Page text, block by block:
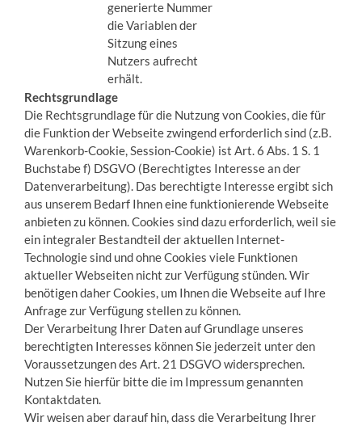
generierte Nummer
die Variablen der
Sitzung eines
Nutzers aufrecht
erhält.
Rechtsgrundlage
Die Rechtsgrundlage für die Nutzung von Cookies, die für
die Funktion der Webseite zwingend erforderlich sind (z.B.
Warenkorb-Cookie, Session-Cookie) ist Art. 6 Abs. 1 S. 1
Buchstabe f) DSGVO (Berechtigtes Interesse an der
Datenverarbeitung). Das berechtigte Interesse ergibt sich
aus unserem Bedarf Ihnen eine funktionierende Webseite
anbieten zu können. Cookies sind dazu erforderlich, weil sie
ein integraler Bestandteil der aktuellen Internet-
Technologie sind und ohne Cookies viele Funktionen
aktueller Webseiten nicht zur Verfügung stünden. Wir
benötigen daher Cookies, um Ihnen die Webseite auf Ihre
Anfrage zur Verfügung stellen zu können.
Der Verarbeitung Ihrer Daten auf Grundlage unseres
berechtigten Interesses können Sie jederzeit unter den
Voraussetzungen des Art. 21 DSGVO widersprechen.
Nutzen Sie hierfür bitte die im Impressum genannten
Kontaktdaten.
Wir weisen aber darauf hin, dass die Verarbeitung Ihrer